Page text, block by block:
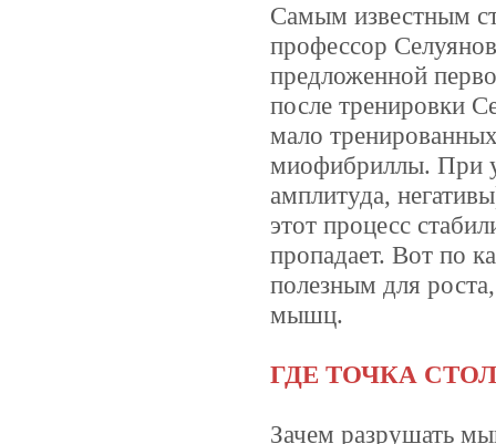
Самым известным
профессор
предложенной
после тренировки
мало
миофибриллы. При
амплитуда,
этот процесс
пропадает. Вот по
полезным для
мышц.
ГДЕ ТОЧКА
Зачем разрушать